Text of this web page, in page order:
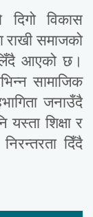
विकास
राखी समाजको
लिँदै आएको छ।
सामाजिक
जनाउँदै
शिक्षा र
दिँदै